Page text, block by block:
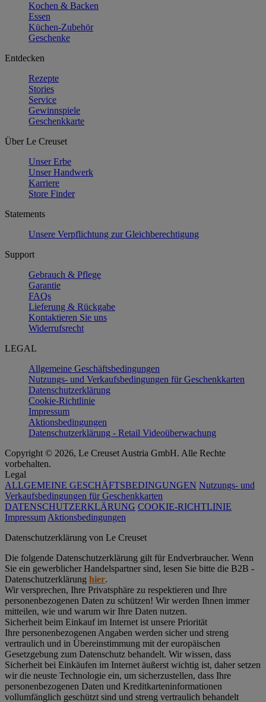
Kochen & Backen
Essen
Küchen-Zubehör
Geschenke
Entdecken
Rezepte
Stories
Service
Gewinnspiele
Geschenkkarte
Über Le Creuset
Unser Erbe
Unser Handwerk
Karriere
Store Finder
Statements
Unsere Verpflichtung zur Gleichberechtigung
Support
Gebrauch & Pflege
Garantie
FAQs
Lieferung & Rückgabe
Kontaktieren Sie uns
Widerrufsrecht
LEGAL
Allgemeine Geschäftsbedingungen
Nutzungs- und Verkaufsbedingungen für Geschenkkarten
Datenschutzerklärung
Cookie-Richtlinie
Impressum
Aktionsbedingungen
Datenschutzerklärung - Retail Videoüberwachung
Copyright © 2026, Le Creuset Austria GmbH. Alle Rechte
vorbehalten.
Legal
ALLGEMEINE GESCHÄFTSBEDINGUNGEN Nutzungs- und
Verkaufsbedingungen für Geschenkkarten
DATENSCHUTZERKLÄRUNG COOKIE-RICHTLINIE
Impressum Aktionsbedingungen
Datenschutz­erklärung von Le Creuset
Die folgende Datenschutzerklärung gilt für Endverbraucher. Wenn
Sie ein gewerblicher Handelspartner sind, lesen Sie bitte die B2B -
Datenschutzerklärung hier.
Wir versprechen, Ihre Privatsphäre zu respektieren und Ihre
personenbezogenen Daten zu schützen! Wir werden Ihnen immer
mitteilen, wie und warum wir Ihre Daten nutzen.
Sicherheit beim Einkauf im Internet ist unsere Priorität
Ihre personenbezogenen Angaben werden sicher und streng
vertraulich und in Übereinstimmung mit der europäischen
Gesetzgebung zum Datenschutz behandelt. Wir wissen, dass
Sicherheit bei Einkäufen im Internet äußerst wichtig ist, daher setzen
wir die neuste Technologie ein, um sicherzustellen, dass Ihre
personenbezogenen Daten und Kreditkarteninformationen
vollumfänglich geschützt sind und streng vertraulich behandelt